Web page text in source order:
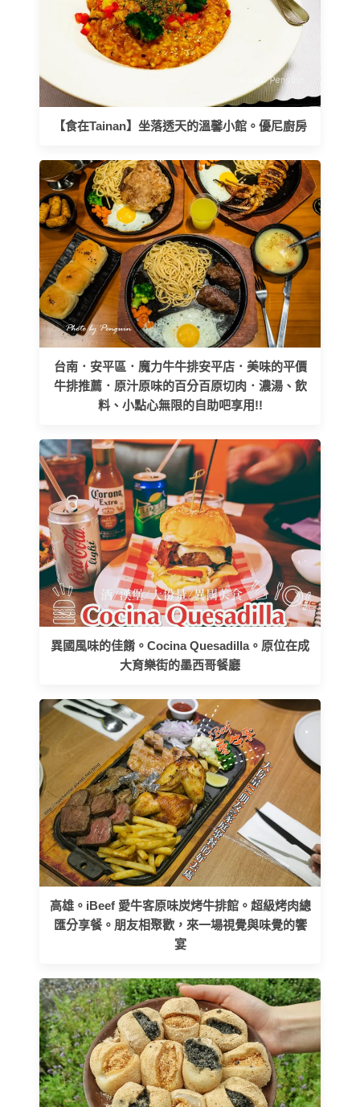
【食在Tainan】坐落透天的溫馨小館。優尼廚房
台南．安平區．魔力牛牛排安平店．美味的平價
牛排推薦．原汁原味的百分百原切肉．濃湯、飲
料、小點心無限的自助吧享用!!
異國風味的佳餚。Cocina Quesadilla。原位在成
大育樂街的墨西哥餐廳
高雄。iBeef 愛牛客原味炭烤牛排館。超級烤肉總
匯分享餐。朋友相聚歡，來一場視覺與味覺的饗
宴